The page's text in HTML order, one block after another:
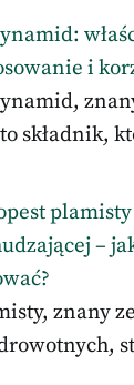
i
składnik,
–
znany